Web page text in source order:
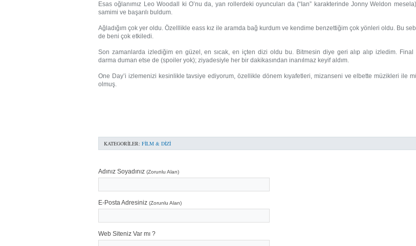
Esas oğlanımız Leo Woodall ki O’nu da, yan rollerdeki oyuncuları da (“Ian” karakterinde Jonny Weldon
samimi ve başarılı buldum.
Ağladığım çok yer oldu. Özelllikle eass kız ile aramda bağ kurdum ve kendime benzettiğim çok yönleri oldu. Bu
de beni çok etkiledi.
Son zamanlarda izlediğim en güzel, en sıcak, en içten dizi oldu bu. Bitmesin diye geri alıp alıp izledim. Final
darma duman etse de (spoiler yok); ziyadesiyle her bir dakikasından inanılmaz keyif aldım.
One Day’i izlemenizi kesinlikle tavsiye ediyorum, özellikle dönem kıyafetleri, mizanseni ve elbette müzikleri ile
olmuş.
KATEGORILER: FILM & DIZI
Adınız Soyadınız (Zorunlu Alan)
E-Posta Adresiniz (Zorunlu Alan)
Web Siteniz Var mı ?